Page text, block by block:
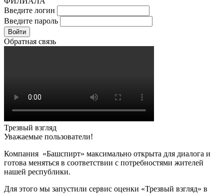
Введите логин
Введите пароль
Войти
Обратная связь
Трезвый взгляд
Уважаемые пользователи!
Компания «Башспирт» максимально открыта для диалога и
готова меняться в соответствии с потребностями жителей
нашей республики.
Для этого мы запустили сервис оценки «Трезвый взгляд» в